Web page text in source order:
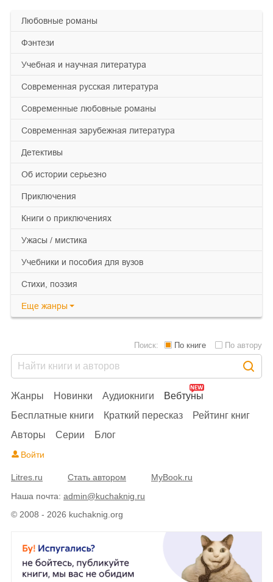
любовные романы
фэнтези
учебная и научная литература
современная русская литература
современные любовные романы
современная зарубежная литература
детективы
об истории серьезно
приключения
книги о приключениях
ужасы / мистика
учебники и пособия для вузов
cтихи, поэзия
Еще жанры
© 2008 - 2026 kuchaknig.org
Жанры Новинки Аудиокниги
Вебтуны
Бесплатные книги
Краткий пересказ
Рейтинг книг
Авторы
Серии Блог
Поиск: По книге По автору
Войти
Litres.ru Стать автором
MyBook.ru
Наша почта: admin@kuchaknig.ru